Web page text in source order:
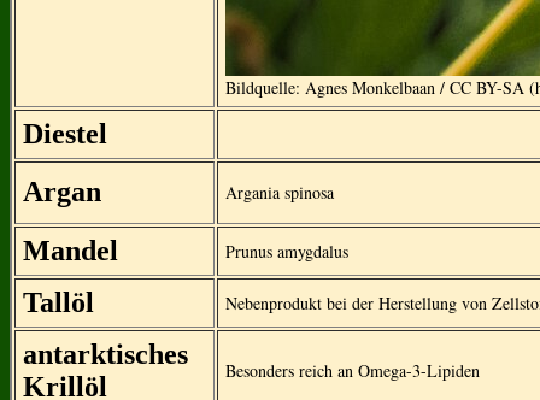
Bildquelle: Agnes Monkelbaan / CC BY-SA
Diestel
Argan
Argania spinosa
Mandel Prunus amygdalus
Tallöl Nebenprodukt bei der Herstellung von
antarktisches
Krillöl
Besonders reich an Omega-3-Lipiden